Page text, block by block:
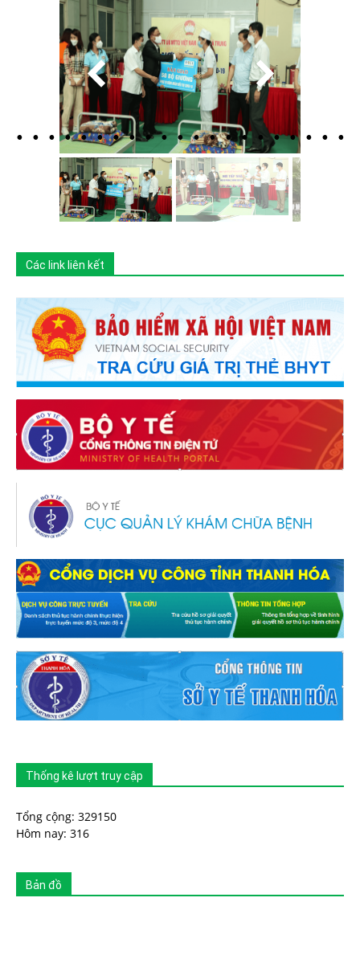
Các link liên kết
Thống kê lượt truy cập
Tổng cộng: 329150
Hôm nay: 316
Bản đồ